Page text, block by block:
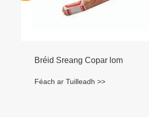
Bréid Sreang Copar lom
Féach ar Tuilleadh >>